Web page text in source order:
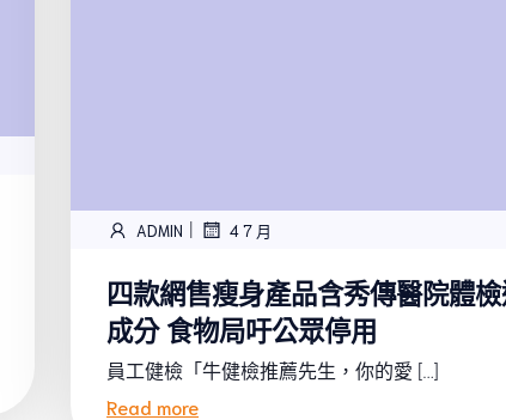
ADMIN | 4 7 月
四款網售瘦身產品含秀傳醫院體
成分 食物局吁公眾停用
員工健檢「牛健檢推薦先生，你的愛 […]
Read more